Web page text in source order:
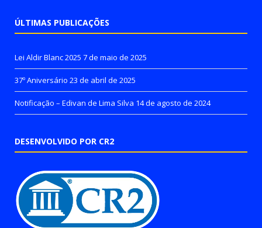
ÚLTIMAS PUBLICAÇÕES
Lei Aldir Blanc 2025 7 de maio de 2025
37º Aniversário 23 de abril de 2025
Notificação – Edivan de Lima Silva 14 de agosto de 2024
DESENVOLVIDO POR CR2